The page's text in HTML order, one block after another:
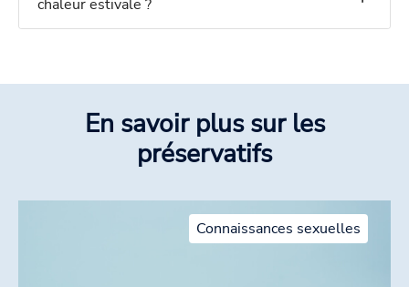
chaleur estivale ?
En savoir plus sur les
préservatifs
Connaissances sexuelles